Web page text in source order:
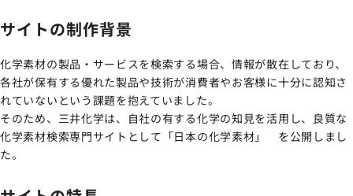
サイトの制作背景
化学素材の製品・サービスを検索する場合、情報が散在しており、
各社が保有する優れた製品や技術が消費者やお客様に十分に認知さ
れていないという課題を抱えていました。
そのため、三井化学は、自社の有する化学の知見を活用し、良質な
化学素材検索専門サイトとして「日本の化学素材」 を公開しまし
た。